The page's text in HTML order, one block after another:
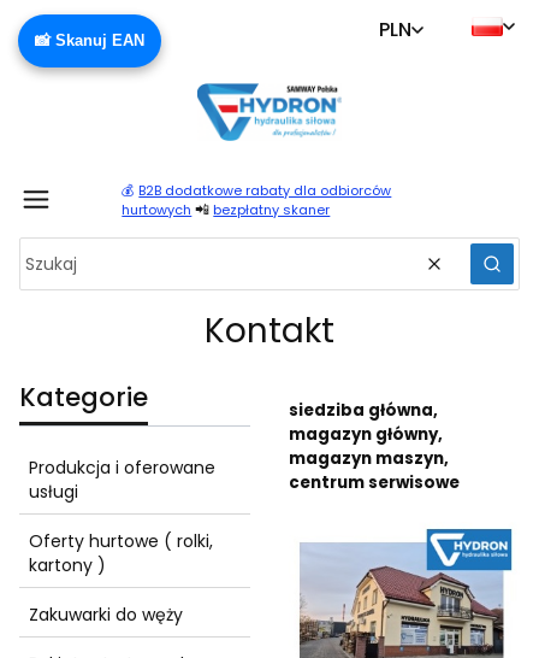
📸 Skanuj EAN PLN
💰 B2B dodatkowe rabaty dla odbiorców
hurtowych 📲 bezpłatny skaner
Wyczyść
Kontakt
Kategorie
Produkcja i oferowane
usługi
Oferty hurtowe ( rolki,
kartony )
Zakuwarki do węży
siedziba główna,
magazyn główny,
magazyn maszyn,
centrum serwisowe